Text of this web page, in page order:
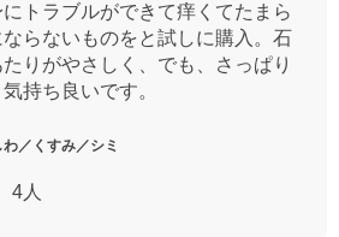
トラブルができて痒くてたまら
らないものをと試しに購入。石
りがやさしく、でも、さっぱり
持ち良いです。
わ／くすみ／シミ
4 人